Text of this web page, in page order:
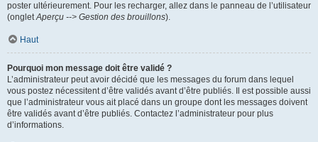
poster ultérieurement. Pour les recharger, allez dans le panneau de l’utilisateur
(ongletAperçu --> Gestion des brouillons).
Haut
Pourquoi mon message doit être validé ?
L’administrateur peut avoir décidé que les messages du forum dans lequel
vous postez nécessitent d’être validés avant d’être publiés. Il est possible aussi
que l’administrateur vous ait placé dans un groupe dont les messages doivent
être validés avant d’être publiés. Contactez l’administrateur pour plus
d’informations.